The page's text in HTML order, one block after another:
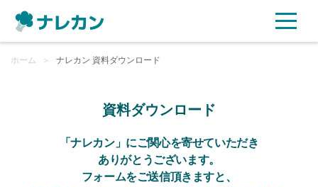
ご利用プラン
ご利用企業様の声
セキュリティ
ホーム ＞ ナレカン 資料ダウンロード
資料ダウンロード
「ナレカン」にご関心を寄せていただき
ありがとうございます。
フォームをご送信頂きますと、